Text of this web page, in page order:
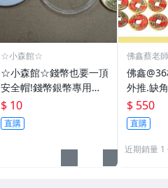
☆小森館☆
☆小森館☆錢幣也要一頂
安全帽!錢幣銀幣專用透
明壓克力盒收納保護盒.1
枚10元~11
$ 10
直購
佛鑫蔡老
佛鑫
外推.缺
雙碩士
加持/附
$ 550
直購
近期銷量 1